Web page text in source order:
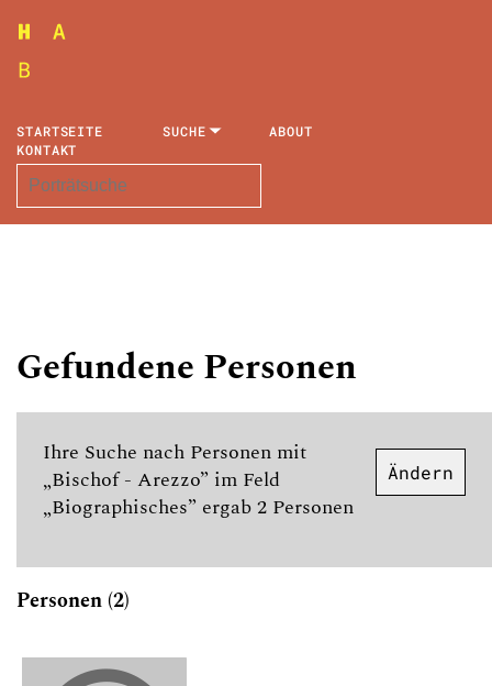
STARTSEITE SUCHE
ABOUT
KONTAKT
Gefundene Personen
Ihre Suche nach Personen mit
„Bischof - Arezzo” im Feld
„Biographisches” ergab 2 Personen
Ändern
Personen (2)